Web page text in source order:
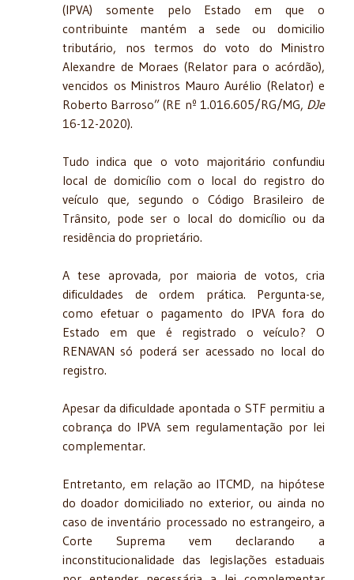
(IPVA) somente pelo Estado em que o
contribuinte mantém a sede ou domicilio
tributário, nos termos do voto do Ministro
Alexandre de Moraes (Relator para o acórdão),
vencidos os Ministros Mauro Aurélio (Relator) e
Roberto Barroso” (RE nº 1.016.605/RG/MG, DJe
16-12-2020).
Tudo indica que o voto majoritário confundiu
local de domicílio com o local do registro do
veículo que, segundo o Código Brasileiro de
Trânsito, pode ser o local do domicílio ou da
residência do proprietário.
A tese aprovada, por maioria de votos, cria
dificuldades de ordem prática. Pergunta-se,
como efetuar o pagamento do IPVA fora do
Estado em que é registrado o veículo? O
RENAVAN só poderá ser acessado no local do
registro.
Apesar da dificuldade apontada o STF permitiu a
cobrança do IPVA sem regulamentação por lei
complementar.
Entretanto, em relação ao ITCMD, na hipótese
do doador domiciliado no exterior, ou ainda no
caso de inventário processado no estrangeiro, a
Corte Suprema vem declarando a
inconstitucionalidade das legislações estaduais